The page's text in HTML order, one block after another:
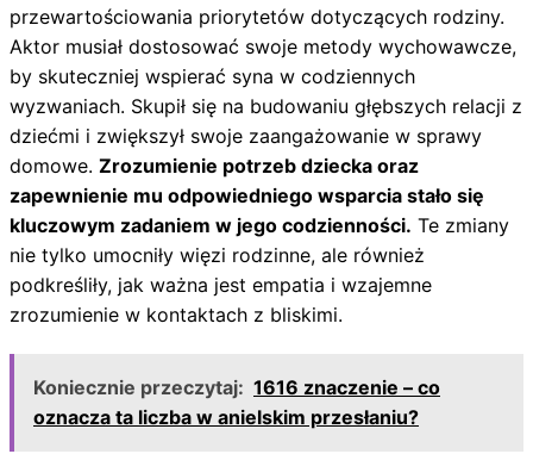
przewartościowania priorytetów dotyczących rodziny.
Aktor musiał dostosować swoje metody wychowawcze,
by skuteczniej wspierać syna w codziennych
wyzwaniach. Skupił się na budowaniu głębszych relacji z
dziećmi i zwiększył swoje zaangażowanie w sprawy
domowe. Zrozumienie potrzeb dziecka oraz
zapewnienie mu odpowiedniego wsparcia stało się
kluczowym zadaniem w jego codzienności. Te zmiany
nie tylko umocniły więzi rodzinne, ale również
podkreśliły, jak ważna jest empatia i wzajemne
zrozumienie w kontaktach z bliskimi.
Koniecznie przeczytaj: 1616 znaczenie – co
oznacza ta liczba w anielskim przesłaniu?